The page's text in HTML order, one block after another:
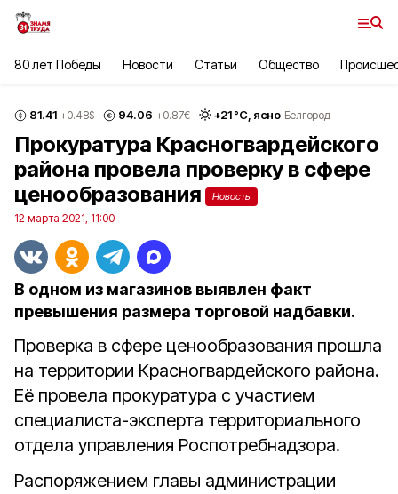
80 лет Победы Новости Статьи Общество
81.41 +0.48$ 94.06 +0.87€ +21°С, ясно Белгород
Прокуратура Красногвардейского
района провела проверку в сфере
ценообразования
Новость
12 марта 2021, 11:00
В одном из магазинов выявлен факт
превышения размера торговой надбавки.
Проверка в сфере ценообразования прошла
на территории Красногвардейского района.
Её провела прокуратура с участием
специалиста-эксперта территориального
отдела управления Роспотребнадзора.
Распоряжением главы администрации